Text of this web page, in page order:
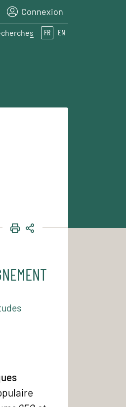
Connexion
FR EN
IMPRIMER
PARTAGER